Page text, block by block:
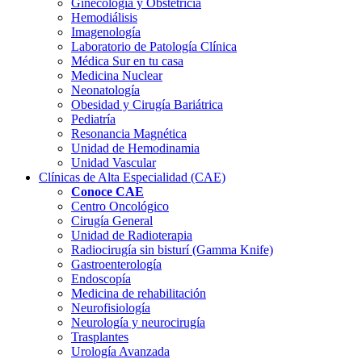
Ginecología y Obstetricia
Hemodiálisis
Imagenología
Laboratorio de Patología Clínica
Médica Sur en tu casa
Medicina Nuclear
Neonatología
Obesidad y Cirugía Bariátrica
Pediatría
Resonancia Magnética
Unidad de Hemodinamia
Unidad Vascular
Clínicas de Alta Especialidad (CAE)
Conoce CAE
Centro Oncológico
Cirugía General
Unidad de Radioterapia
Radiocirugía sin bisturí (Gamma Knife)
Gastroenterología
Endoscopía
Medicina de rehabilitación
Neurofisiología
Neurología y neurocirugía
Trasplantes
Urología Avanzada